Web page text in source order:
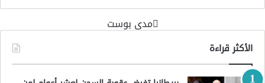
‏مدى بوست‏
الأكثر قراءة